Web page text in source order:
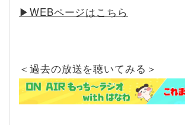
▶︎WEBページはこちら
＜過去の放送を聴いてみる＞